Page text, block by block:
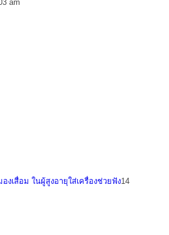
am
งเสื่อม ในผู้สูงอายุใส่เครื่องช่วยฟัง14